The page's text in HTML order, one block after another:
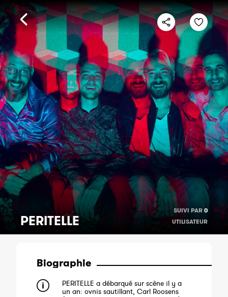
PERITELLE
SUIVI PAR 0
UTILISATEUR
Biographie
PERITELLE a débarqué sur scène il y a
un an: ovnis sautillant, Carl Roosens